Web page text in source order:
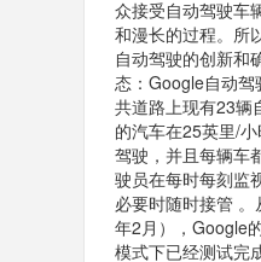
众接受自动驾驶车
和漫长的过程。所
自动驾驶的创新和
态：Google自动
共道路上现有23辆
的汽车在25英里/
驾驶，并且每辆车
驶员在每时每刻监
必要时随时接管
年2月），Google
模式下已经测试完